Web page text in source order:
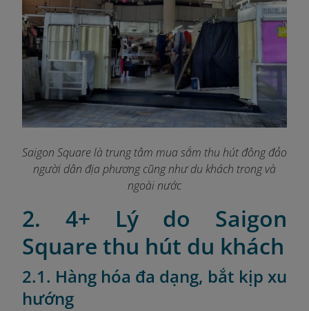
Saigon Square là trung tâm mua sắm thu hút đông đảo
người dân địa phương cũng như du khách trong và
ngoài nước
2. 4+ Lý do Saigon
Square thu hút du khách
2.1. Hàng hóa đa dạng, bắt kịp xu
hướng